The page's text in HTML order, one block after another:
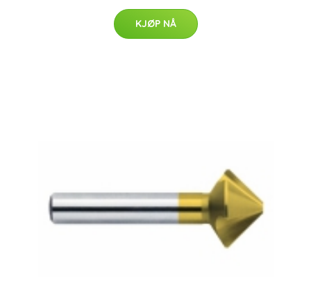
KJØP NÅ